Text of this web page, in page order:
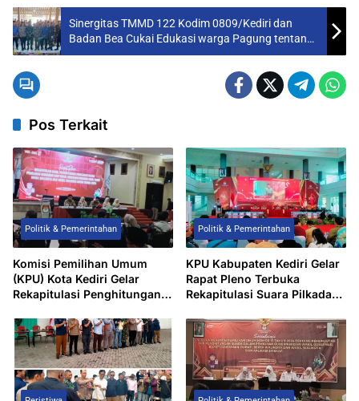
Sinergitas TMMD 122 Kodim 0809/Kediri dan
Badan Bea Cukai Edukasi warga Pagung tentang
UU Cukai
Pos Terkait
Politik & Pemerintahan
Komisi Pemilihan Umum
(KPU) Kota Kediri Gelar
Rekapitulasi Penghitungan
Politik & Pemerintahan
KPU Kabupaten Kediri Gelar
Rapat Pleno Terbuka
Rekapitulasi Suara Pilkada